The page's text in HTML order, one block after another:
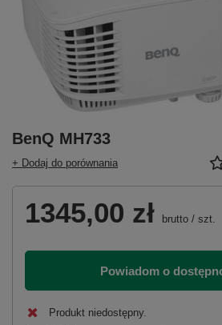
BenQ MH733
+ Dodaj do porównania
1345,00 zł brutto / szt.
Powiadom o
Produkt niedostępny